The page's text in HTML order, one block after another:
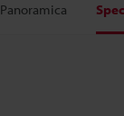
Panoramica